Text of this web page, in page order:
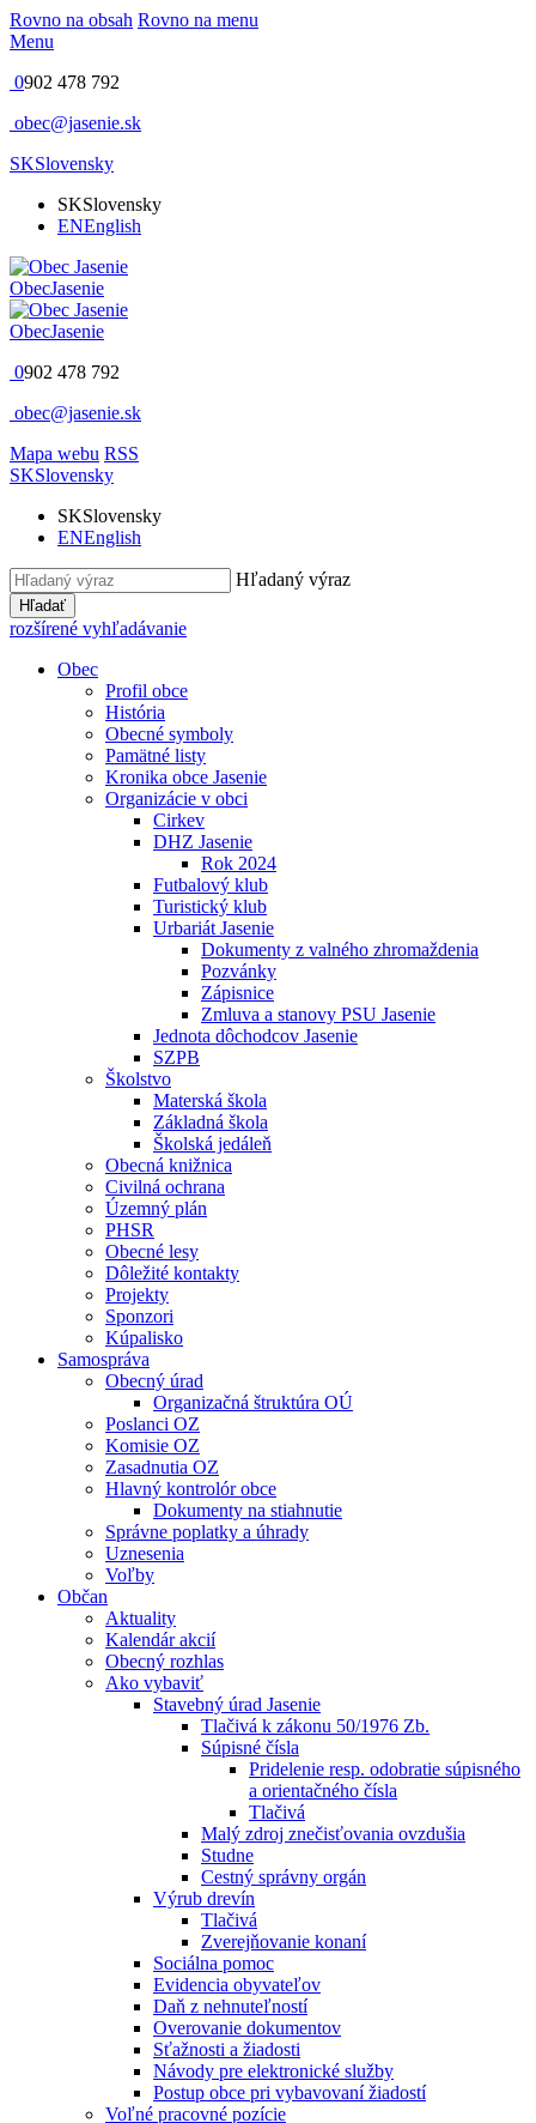
Rovno na obsah Rovno na menu
Menu
0902 478 792
obec@jasenie.sk
SKSlovensky
SKSlovensky
ENEnglish
ObecJasenie
ObecJasenie
0902 478 792
obec@jasenie.sk
Mapa webu RSS
SKSlovensky
SKSlovensky
ENEnglish
Hľadaný výraz
Hľadať
rozšírené vyhľadávanie
Obec
Profil obce
História
Obecné symboly
Pamätné listy
Kronika obce Jasenie
Organizácie v obci
Cirkev
DHZ Jasenie
Rok 2024
Futbalový klub
Turistický klub
Urbariát Jasenie
Dokumenty z valného zhromaždenia
Pozvánky
Zápisnice
Zmluva a stanovy PSU Jasenie
Jednota dôchodcov Jasenie
SZPB
Školstvo
Materská škola
Základná škola
Školská jedáleň
Obecná knižnica
Civilná ochrana
Územný plán
PHSR
Obecné lesy
Dôležité kontakty
Projekty
Sponzori
Kúpalisko
Samospráva
Obecný úrad
Organizačná štruktúra OÚ
Poslanci OZ
Komisie OZ
Zasadnutia OZ
Hlavný kontrolór obce
Dokumenty na stiahnutie
Správne poplatky a úhrady
Uznesenia
Voľby
Občan
Aktuality
Kalendár akcií
Obecný rozhlas
Ako vybaviť
Stavebný úrad Jasenie
Tlačivá k zákonu 50/1976 Zb.
Súpisné čísla
Pridelenie resp. odobratie súpisného
a orientačného čísla
Tlačivá
Malý zdroj znečisťovania ovzdušia
Studne
Cestný správny orgán
Výrub drevín
Tlačivá
Zverejňovanie konaní
Sociálna pomoc
Evidencia obyvateľov
Daň z nehnuteľností
Overovanie dokumentov
Sťažnosti a žiadosti
Návody pre elektronické služby
Postup obce pri vybavovaní žiadostí
Voľné pracovné pozície